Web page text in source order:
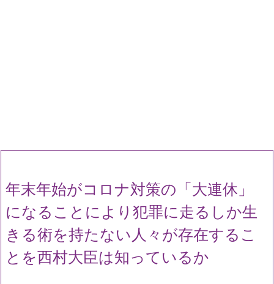
年末年始がコロナ対策の「大連休」
になることにより犯罪に走るしか生
きる術を持たない人々が存在するこ
とを西村大臣は知っているか